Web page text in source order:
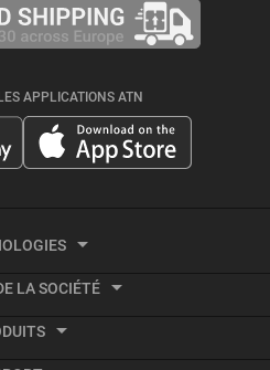
APPLICATIONS ATN
LA SOCIÉTÉ